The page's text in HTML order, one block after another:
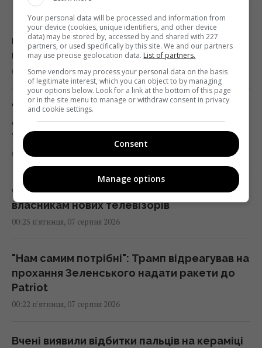
Як вибратися з багнюки на автомобілі:
названо простий предмет у салоні, що
може допомогти
01:23 п'ятниця, 07 серпня 2026
"Достатньо, щоб вижити, а не перемогти":
ексчиновниця НАТО про надання ракет
Україні
01:19 п'ятниця, 07 серпня 2026
Одне налаштування, яке варто змінити всім
власникам нових телевізорів
00:25 п'ятниця, 07 серпня 2026
"Нам самим потрібні": Трамп відреагував на
прохання Зеленського надати ракети до
Patriot
00:22 п'ятниця, 07 серпня 2026
Вчені виявили відбитки пальців на кераміці
Your personal data will be processed and information from
your device (cookies, unique identifiers, and other device
data) may be stored by, accessed by and shared with 227
partners, or used specifically by this site. We and our partners
may use precise geolocation data. List of partners.
Some vendors may process your personal data on the basis
of legitimate interest, which you can object to by managing
your options below. Look for a link at the bottom of this page
or in the site menu to manage or withdraw consent in privacy
and cookie settings.
Consent
Manage options